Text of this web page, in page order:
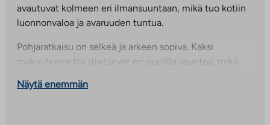
avautuvat kolmeen eri ilmansuuntaan, mikä tuo kotiin
luonnonvaloa ja avaruuden tuntua.
Pohjaratkaisu on selkeä ja arkeen sopiva. Kaksi
makuuhuonetta sijaitsevat eri puolilla asuntoa, mikä
etätyöskentelyyn tai harrastuksille. Tilava olohuone
Näytä enemmän